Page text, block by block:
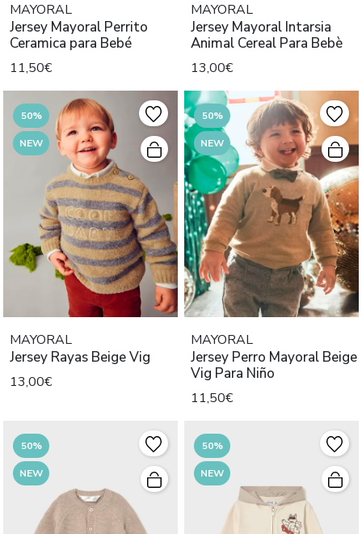
MAYORAL
Jersey Mayoral Perrito
Ceramica para Bebé
11,50€
MAYORAL
Jersey Mayoral Intarsia
Animal Cereal Para Bebè
13,00€
50%
NEW
MAYORAL
Jersey Rayas Beige Vig
13,00€
50%
NEW
MAYORAL
Jersey Perro Mayoral Beige
Vig Para Niño
11,50€
50%
NEW
50%
NEW